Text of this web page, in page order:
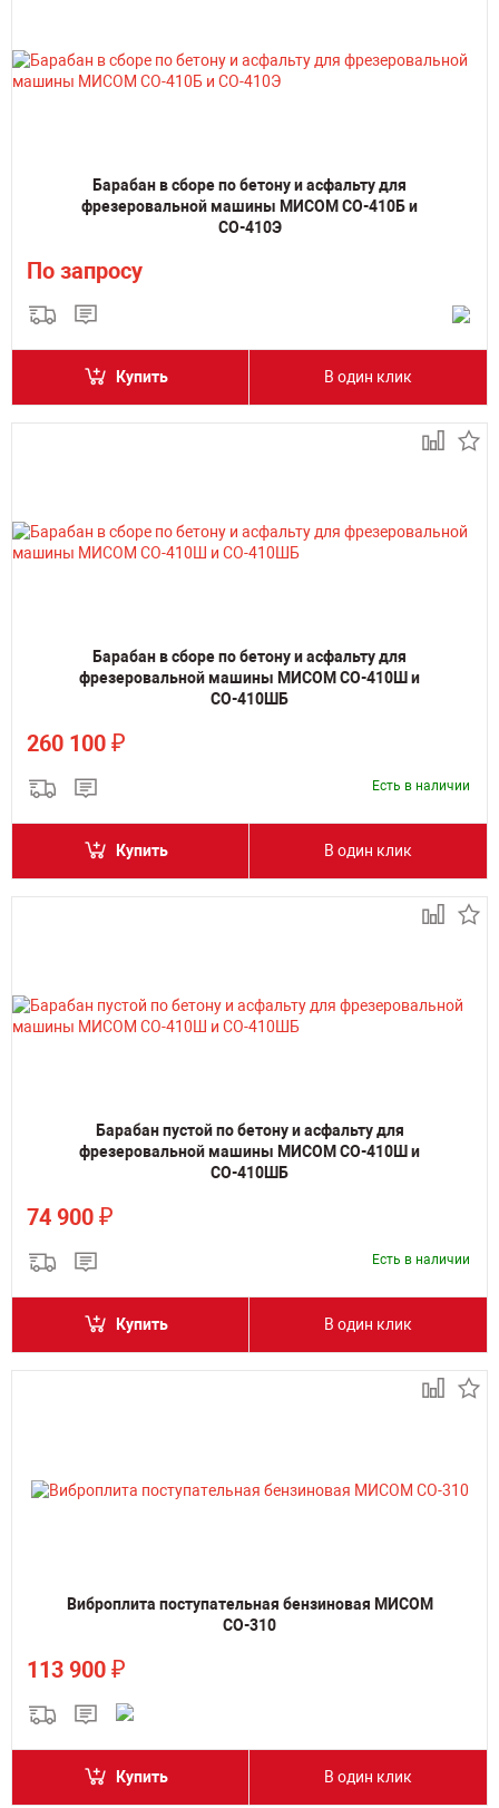
Барабан в сборе по бетону и асфальту для
фрезеровальной машины МИСОМ СО-410Б и
СО-410Э
По запросу
Купить В один клик
Барабан в сборе по бетону и асфальту для
фрезеровальной машины МИСОМ СО-410Ш и
СО-410ШБ
260 100 ₽
Есть в наличии
Купить В один клик
Барабан пустой по бетону и асфальту для
фрезеровальной машины МИСОМ СО-410Ш и
СО-410ШБ
74 900 ₽
Есть в наличии
Купить В один клик
Виброплита поступательная бензиновая МИСОМ
СО-310
113 900 ₽
Купить В один клик